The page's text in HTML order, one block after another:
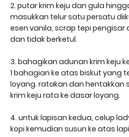
2. putar krim keju dan gula
masukkan telur satu persatu
esen vanila, scrap tepi pengisar
dan tidak berketul.
3. bahagikan adunan krim keju
1 bahagian ke atas biskut yang
loyang. ratakan dan hentakkan
krim keju rata ke dasar loyang.
4. untuk lapisan kedua, celup
kopi kemudian susun ke atas